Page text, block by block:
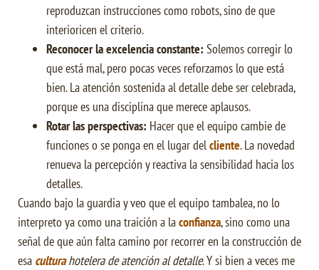
reproduzcan instrucciones como robots, sino de que
interioricen el criterio.
Reconocer la excelencia constante: Solemos corregir lo
que está mal, pero pocas veces reforzamos lo que está
bien. La atención sostenida al detalle debe ser celebrada,
porque es una disciplina que merece aplausos.
Rotar las perspectivas: Hacer que el equipo cambie de
funciones o se ponga en el lugar delcliente. La novedad
renueva la percepción y reactiva la sensibilidad hacia los
detalles.
Cuando bajo la guardia y veo que el equipo tambalea, no lo
interpreto ya como una traición a laconfianza, sino como una
señal de que aún falta camino por recorrer en la construcción de
esa culturahotelera de atención al detalle. Y si bien a veces me